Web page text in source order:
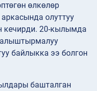
өлкөлөр
олуттуу
кечирди. 20-кылымда
байлыкка ээ болгон
башталган